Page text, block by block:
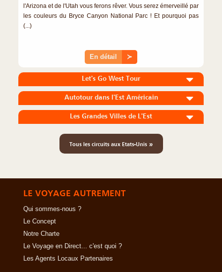
l'Arizona et de l'Utah vous ferons rêver. Vous serez émerveillé par
les couleurs du Bryce Canyon National Parc ! Et pourquoi pas
(...)
En détail ≻
Let's Go West Tour
Autotour dans l'Est Américain
Les Grandes Villes de L'Est
Tous les circuits aux Etats-Unis»
LE VOYAGE AUTREMENT
Qui sommes-nous ?
Le Concept
Notre Charte
Le Voyage en Direct... c'est quoi ?
Les Agents Locaux Partenaires